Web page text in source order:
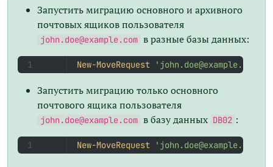
Запустить миграцию основного и архивного
почтовых ящиков пользователя
john.doe@example.com в разные базы данных:
New-MoveRequest 'john.doe@example.com'
Запустить миграцию только основного
почтового ящика пользователя
john.doe@example.com в базу данных DB02 :
New-MoveRequest 'john.doe@example.com'